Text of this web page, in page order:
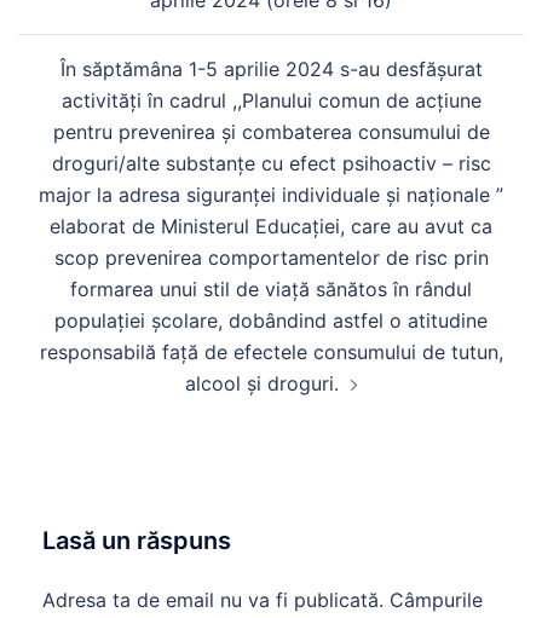
În săptămâna 1-5 aprilie 2024 s-au desfășurat
activități în cadrul ,,Planului comun de acțiune
pentru prevenirea și combaterea consumului de
droguri/alte substanțe cu efect psihoactiv – risc
major la adresa siguranței individuale și naționale ”
elaborat de Ministerul Educației, care au avut ca
scop prevenirea comportamentelor de risc prin
formarea unui stil de viață sănătos în rândul
populației școlare, dobândind astfel o atitudine
responsabilă față de efectele consumului de tutun,
alcool și droguri.
Lasă un răspuns
Adresa ta de email nu va fi publicată. Câmpurile